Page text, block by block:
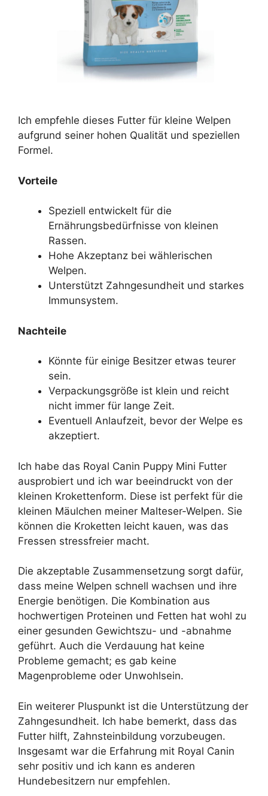
Ich empfehle dieses Futter für kleine Welpen
aufgrund seiner hohen Qualität und speziellen
Formel.
Vorteile
Speziell entwickelt für die
Ernährungsbedürfnisse von kleinen
Rassen.
Hohe Akzeptanz bei wählerischen
Welpen.
Unterstützt Zahngesundheit und starkes
Immunsystem.
Nachteile
Könnte für einige Besitzer etwas teurer
sein.
Verpackungsgröße ist klein und reicht
nicht immer für lange Zeit.
Eventuell Anlaufzeit, bevor der Welpe es
akzeptiert.
Ich habe das Royal Canin Puppy Mini Futter
ausprobiert und ich war beeindruckt von der
kleinen Krokettenform. Diese ist perfekt für die
kleinen Mäulchen meiner Malteser-Welpen. Sie
können die Kroketten leicht kauen, was das
Fressen stressfreier macht.
Die akzeptable Zusammensetzung sorgt dafür,
dass meine Welpen schnell wachsen und ihre
Energie benötigen. Die Kombination aus
hochwertigen Proteinen und Fetten hat wohl zu
einer gesunden Gewichtszu- und -abnahme
geführt. Auch die Verdauung hat keine
Probleme gemacht; es gab keine
Magenprobleme oder Unwohlsein.
Ein weiterer Pluspunkt ist die Unterstützung der
Zahngesundheit. Ich habe bemerkt, dass das
Futter hilft, Zahnsteinbildung vorzubeugen.
Insgesamt war die Erfahrung mit Royal Canin
sehr positiv und ich kann es anderen
Hundebesitzern nur empfehlen.